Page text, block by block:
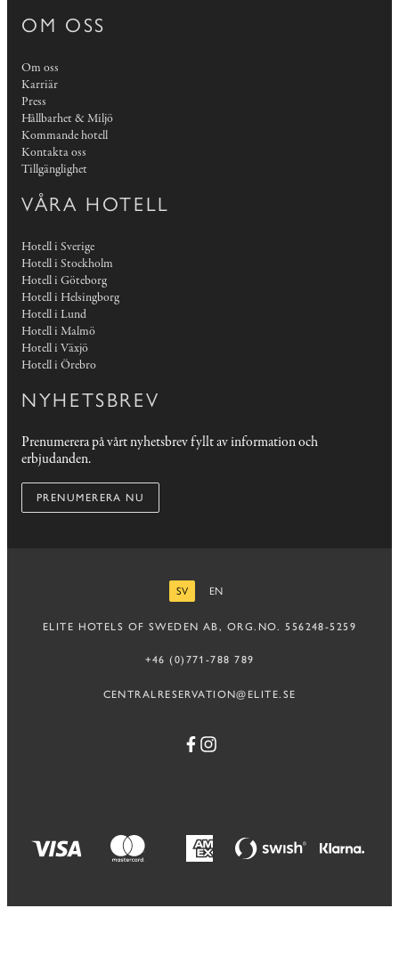
OM OSS
Om oss
Karriär
Press
Hållbarhet & Miljö
Kommande hotell
Kontakta oss
Tillgänglighet
VÅRA HOTELL
Hotell i Sverige
Hotell i Stockholm
Hotell i Göteborg
Hotell i Helsingborg
Hotell i Lund
Hotell i Malmö
Hotell i Växjö
Hotell i Örebro
NYHETSBREV
Prenumerera på vårt nyhetsbrev fyllt av information och
erbjudanden.
PRENUMERERA NU
SV
EN
ELITE HOTELS OF SWEDEN AB, ORG.NO. 556248-5259
+46 (0)771-788 789
CENTRALRESERVATION@ELITE.SE